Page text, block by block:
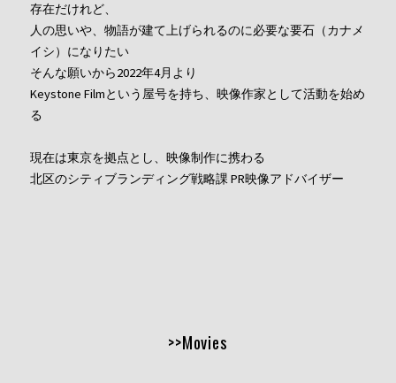
存在だけれど、
人の思いや、物語が建て上げられるのに必要な要石（カナメ
イシ）になりたい
そんな願いから2022年4月より
Keystone Filmという屋号を持ち、映像作家として活動を始め
る
現在は東京を拠点とし、映像制作に携わる
北区のシティブランディング戦略課 PR映像アドバイザー
>>Movies